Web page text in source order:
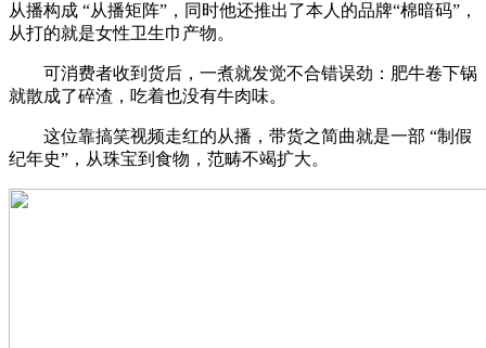
从播构成 “从播矩阵”，同时他还推出了本人的品牌“棉暗码”，
从打的就是女性卫生巾产物。
可消费者收到货后，一煮就发觉不合错误劲：肥牛卷下锅
就散成了碎渣，吃着也没有牛肉味。
这位靠搞笑视频走红的从播，带货之简曲就是一部 “制假
纪年史”，从珠宝到食物，范畴不竭扩大。